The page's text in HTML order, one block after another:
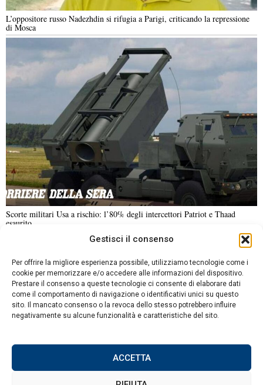
Gestisci il consenso
Per offrire la migliore esperienza possibile, utilizziamo tecnologie come i
cookie per memorizzare e/o accedere alle informazioni del dispositivo.
Prestare il consenso a queste tecnologie ci consente di elaborare dati
come il comportamento di navigazione o identificativi unici su questo
sito. Il mancato consenso o la revoca dello stesso potrebbero influire
negativamente su alcune funzionalità e caratteristiche del sito.
ACCETTA
L’oppositore russo Nadezhdin si rifugia a Parigi, criticando la repressione
di Mosca
Scorte militari Usa a rischio: l’80% degli intercettori Patriot e Thaad
esaurito
ANALISI E OPINIONI
SPORT CULTURA VIAGGI
Contatti
Informativa sulla privacy
DA NON PERDERE
famiglia reale ai Giochi